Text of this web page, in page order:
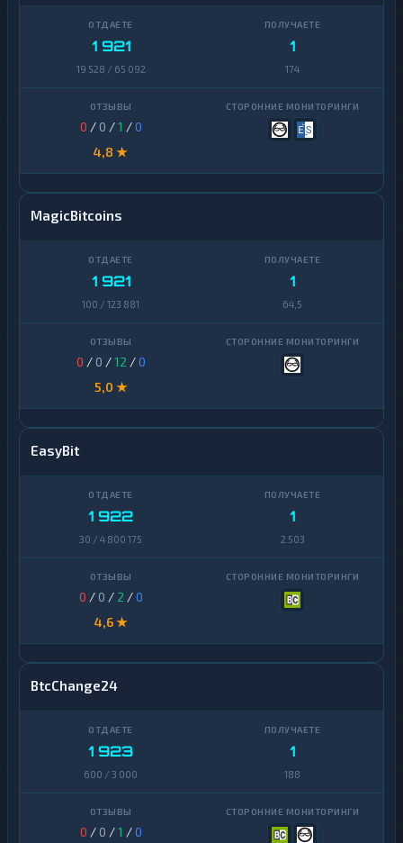
1 921
19 528 / 65 092
1
174
0 / 0 /1 /0
4,8 ★
MagicBitcoins
1 921
100 / 123 881
1
64,5
0 / 0 /12 /0
5,0 ★
EasyBit
1 922
30 / 4 800 175
1
2 503
0 / 0 / 2 /0
4,6 ★
BtcChange24
1 923
600 / 3 000
1
188
0 / 0 /1 /0